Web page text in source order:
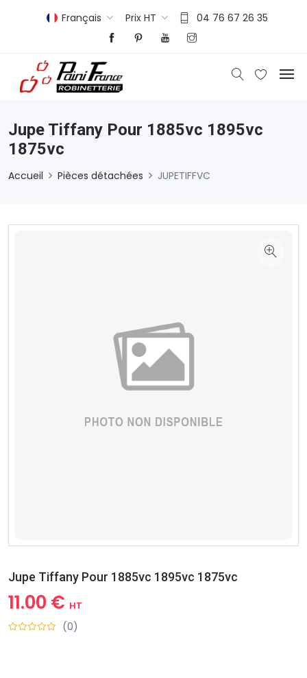
Français Prix HT 04 76 67 26 35
Jupe Tiffany Pour 1885vc 1895vc
1875vc
Accueil Pièces détachées JUPETIFFVC
Jupe Tiffany Pour 1885vc 1895vc 1875vc
11.00 € HT
(0)